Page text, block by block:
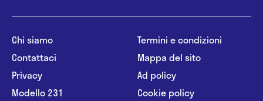
Chi siamo
Contattaci
Privacy
Modello 231
Termini e condizioni
Mappa del sito
Ad policy
Cookie policy